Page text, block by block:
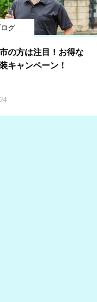
グ
の方は注目！お得な
キャンペーン！